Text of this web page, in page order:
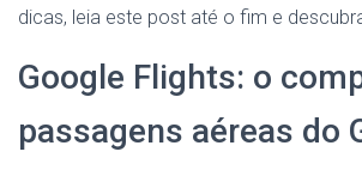
dicas, leia este post até o fim e
Google Flights: o
passagens aéreas do